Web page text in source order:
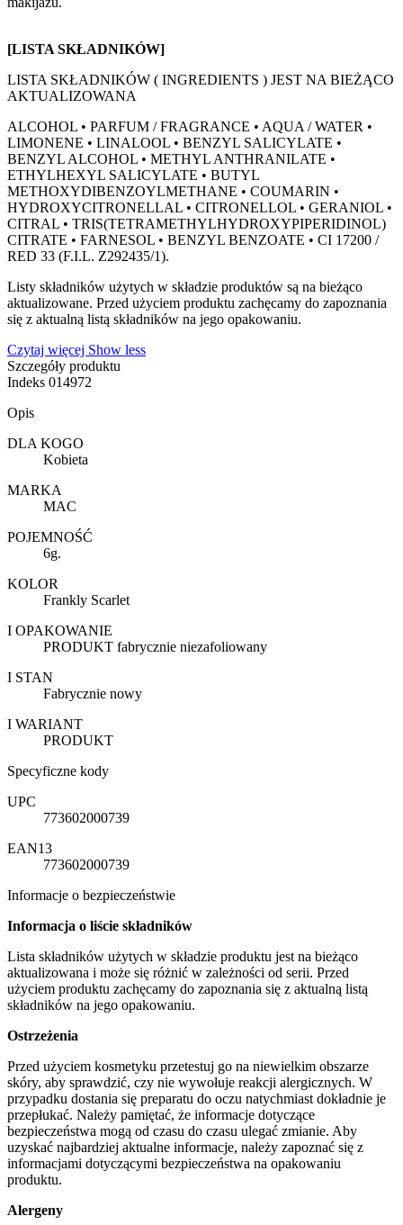
[LISTA SKŁADNIKÓW]
LISTA SKŁADNIKÓW ( INGREDIENTS ) JEST NA BIEŻĄCO
AKTUALIZOWANA
ALCOHOL • PARFUM / FRAGRANCE • AQUA / WATER •
LIMONENE • LINALOOL • BENZYL SALICYLATE •
BENZYL ALCOHOL • METHYL ANTHRANILATE •
ETHYLHEXYL SALICYLATE • BUTYL
METHOXYDIBENZOYLMETHANE • COUMARIN •
HYDROXYCITRONELLAL • CITRONELLOL • GERANIOL •
CITRAL • TRIS(TETRAMETHYLHYDROXYPIPERIDINOL)
CITRATE • FARNESOL • BENZYL BENZOATE • CI 17200 /
RED 33 (F.I.L. Z292435/1).
Listy składników użytych w składzie produktów są na bieżąco
aktualizowane. Przed użyciem produktu zachęcamy do zapoznania
się z aktualną listą składników na jego opakowaniu.
Czytaj więcej Show less
Szczegóły produktu
Indeks 014972
Opis
DLA KOGO
Kobieta
MARKA
MAC
POJEMNOŚĆ
6g.
KOLOR
Frankly Scarlet
I OPAKOWANIE
PRODUKT fabrycznie niezafoliowany
I STAN
Fabrycznie nowy
I WARIANT
PRODUKT
Specyficzne kody
UPC
773602000739
EAN13
773602000739
Informacje o bezpieczeństwie
Informacja o liście składników
Lista składników użytych w składzie produktu jest na bieżąco
aktualizowana i może się różnić w zależności od serii. Przed
użyciem produktu zachęcamy do zapoznania się z aktualną listą
składników na jego opakowaniu.
Ostrzeżenia
Przed użyciem kosmetyku przetestuj go na niewielkim obszarze
skóry, aby sprawdzić, czy nie wywołuje reakcji alergicznych. W
przypadku dostania się preparatu do oczu natychmiast dokładnie je
przepłukać. Należy pamiętać, że informacje dotyczące
bezpieczeństwa mogą od czasu do czasu ulegać zmianie. Aby
uzyskać najbardziej aktualne informacje, należy zapoznać się z
informacjami dotyczącymi bezpieczeństwa na opakowaniu
produktu.
Alergeny